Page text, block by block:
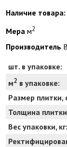
Наличие товара:
Мера м2
Производитель
шт. в упаковке:
м2 в упаковке:
Размер плитки,
Толщина
Вес упаковки, кг: